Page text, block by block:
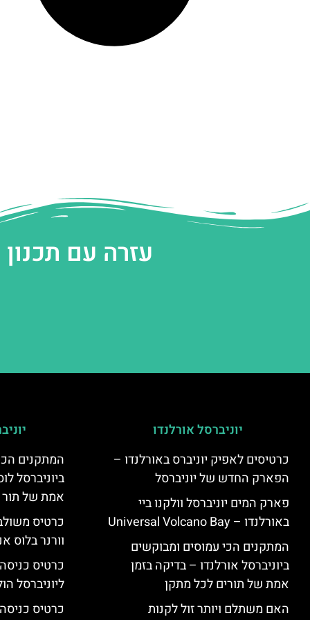
עזרה עם
יוניברסל אורלנדו
כרטיסים לאפיק יוניברס באורלנדו –
הפארק החדש של יוניברסל
פארק המים יוניברסל וולקנו ביי
באורלנדו – Universal Volcano Bay
המתקנים הכי עמוסים ומבוקשים
ביוניברסל אורלנדו – בדיקה בזמן
אמת של תורים לכל מתקן
האם משתלם ויותר זול לקנות
המתקנים
ביוניברסל
אמת של
כרטיס
וורנר בלוס
כרטיס
ליוניברסל